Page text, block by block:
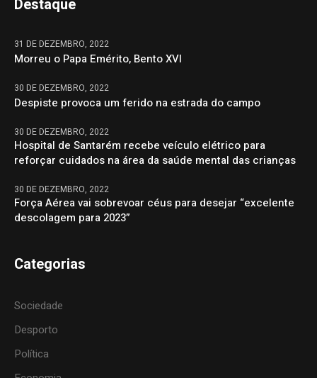
Destaque
31 DE DEZEMBRO, 2022
Morreu o Papa Emérito, Bento XVI
30 DE DEZEMBRO, 2022
Despiste provoca um ferido na estrada do campo
30 DE DEZEMBRO, 2022
Hospital de Santarém recebe veículo elétrico para
reforçar cuidados na área da saúde mental das crianças
30 DE DEZEMBRO, 2022
Força Aérea vai sobrevoar céus para desejar “excelente
descolagem para 2023”
Categorias
Sociedade
Desporto
Política